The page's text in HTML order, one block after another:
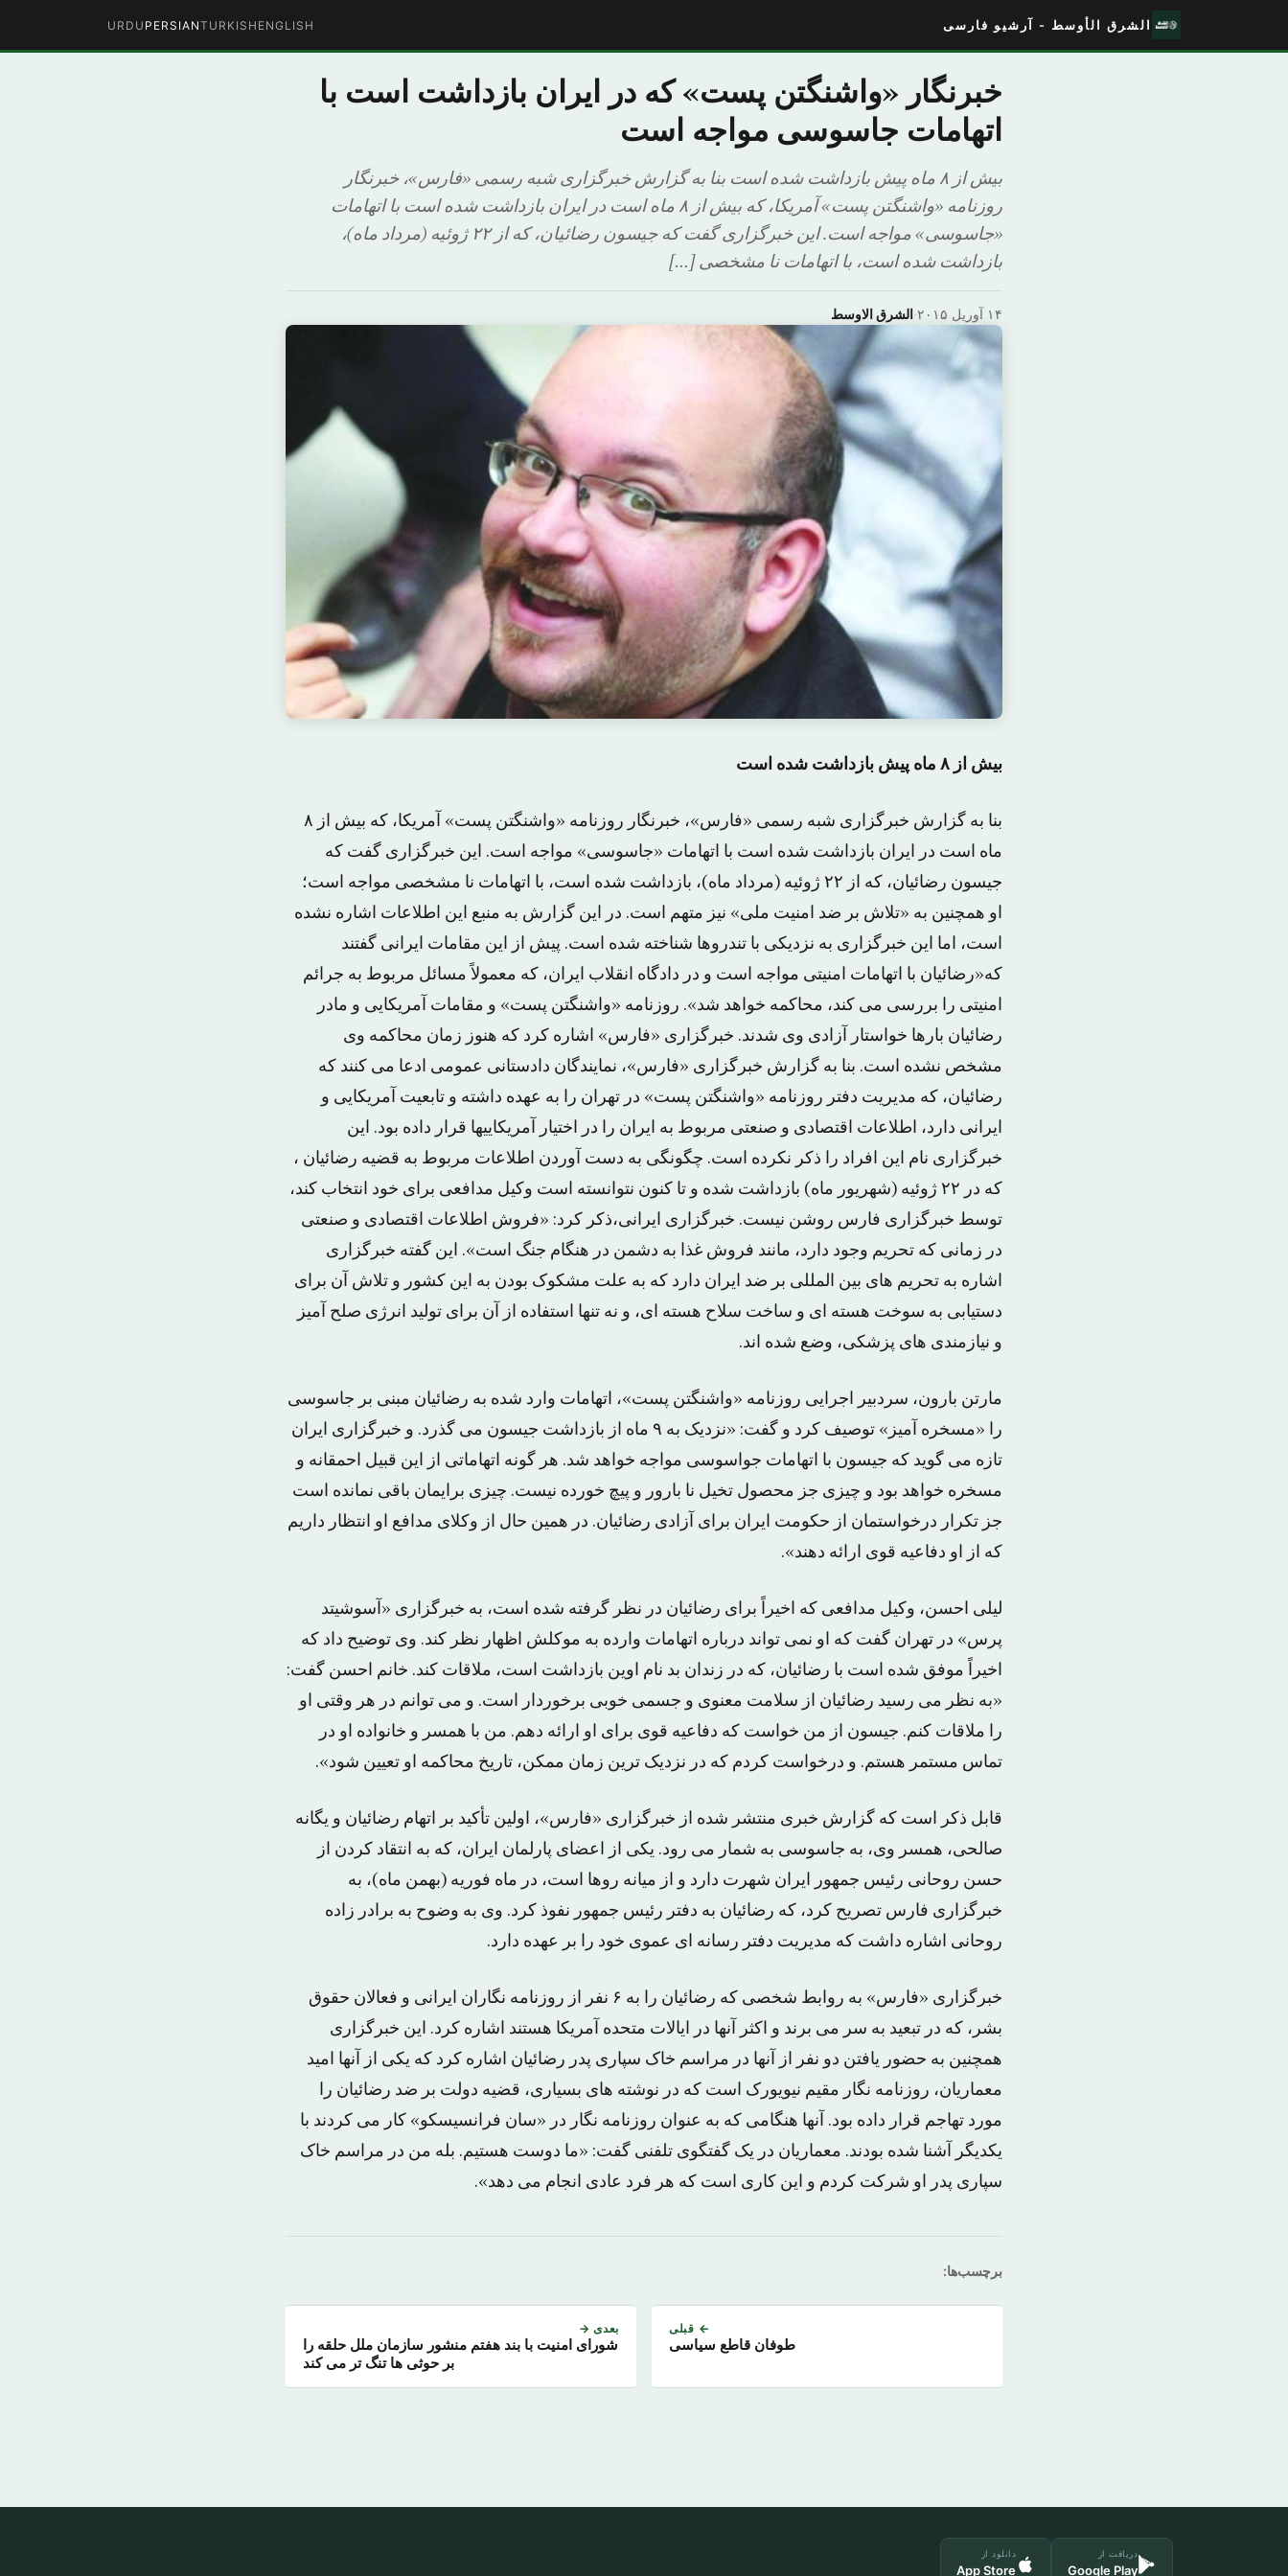
الشرق الأوسط - آرشیو فارسی ENGLISH
TURKISH
PERSIAN
URDU
خبرنگار «واشنگتن پست» که در ایران بازداشت است با
اتهامات جاسوسی مواجه است
بیش از ۸ ماه پیش بازداشت شده است بنا به گزارش خبرگزاری شبه رسمی «فارس»، خبرنگار
روزنامه «واشنگتن پست» آمریکا، که بیش از ۸ ماه است در ایران بازداشت شده است با اتهامات
«جاسوسی» مواجه است. این خبرگزاری گفت که جیسون رضائیان، که از ۲۲ ژوئیه (مرداد ماه)،
بازداشت شده است، با اتهامات نا مشخصی […]
الشرق الاوسط· ۱۴ آوریل ۲۰۱۵
بیش از ۸ ماه پیش بازداشت شده است
بنا به گزارش خبرگزاری شبه رسمی «فارس»، خبرنگار روزنامه «واشنگتن پست» آمریکا، که بیش از ۸
ماه است در ایران بازداشت شده است با اتهامات «جاسوسی» مواجه است. این خبرگزاری گفت که
جیسون رضائیان، که از ۲۲ ژوئیه (مرداد ماه)، بازداشت شده است، با اتهامات نا مشخصی مواجه است؛
او همچنین به «تلاش بر ضد امنیت ملی» نیز متهم است. در این گزارش به منبع این اطلاعات اشاره نشده
است، اما این خبرگزاری به نزدیکی با تندروها شناخته شده است. پیش از این مقامات ایرانی گفتند
که«رضائیان با اتهامات امنیتی مواجه است و در دادگاه انقلاب ایران، که معمولاً مسائل مربوط به جرائم
امنیتی را بررسی می کند، محاکمه خواهد شد». روزنامه «واشنگتن پست» و مقامات آمریکایی و مادر
رضائیان بارها خواستار آزادی وی شدند. خبرگزاری «فارس» اشاره کرد که هنوز زمان محاکمه وی
مشخص نشده است. بنا به گزارش خبرگزاری «فارس»، نمایندگان دادستانی عمومی ادعا می کنند که
رضائیان، که مدیریت دفتر روزنامه «واشنگتن پست» در تهران را به عهده داشته و تابعیت آمریکایی و
ایرانی دارد، اطلاعات اقتصادی و صنعتی مربوط به ایران را در اختیار آمریکاییها قرار داده بود. این
خبرگزاری نام این افراد را ذکر نکرده است. چگونگی به دست آوردن اطلاعات مربوط به قضیه رضائیان ،
که در ۲۲ ژوئیه (شهریور ماه) بازداشت شده و تا کنون نتوانسته است وکیل مدافعی برای خود انتخاب کند،
توسط خبرگزاری فارس روشن نیست. خبرگزاری ایرانی،ذکر کرد: «فروش اطلاعات اقتصادی و صنعتی
در زمانی که تحریم وجود دارد، مانند فروش غذا به دشمن در هنگام جنگ است». این گفته خبرگزاری
اشاره به تحریم های بین المللی بر ضد ایران دارد که به علت مشکوک بودن به این کشور و تلاش آن برای
دستیابی به سوخت هسته ای و ساخت سلاح هسته ای، و نه تنها استفاده از آن برای تولید انرژی صلح آمیز
و نیازمندی های پزشکی، وضع شده اند.
مارتن بارون، سردبیر اجرایی روزنامه «واشنگتن پست»، اتهامات وارد شده به رضائیان مبنی بر جاسوسی
را «مسخره آمیز» توصیف کرد و گفت: «نزدیک به ۹ ماه از بازداشت جیسون می گذرد. و خبرگزاری ایران
تازه می گوید که جیسون با اتهامات جواسوسی مواجه خواهد شد. هر گونه اتهاماتی از این قبیل احمقانه و
مسخره خواهد بود و چیزی جز محصول تخیل نا بارور و پیچ خورده نیست. چیزی برایمان باقی نمانده است
جز تکرار درخواستمان از حکومت ایران برای آزادی رضائیان. در همین حال از وکلای مدافع او انتظار داریم
که از او دفاعیه قوی ارائه دهند».
لیلی احسن، وکیل مدافعی که اخیراً برای رضائیان در نظر گرفته شده است، به خبرگزاری «آسوشیتد
پرس» در تهران گفت که او نمی تواند درباره اتهامات وارده به موکلش اظهار نظر کند. وی توضیح داد که
اخیراً موفق شده است با رضائیان، که در زندان بد نام اوین بازداشت است، ملاقات کند. خانم احسن گفت:
«به نظر می رسید رضائیان از سلامت معنوی و جسمی خوبی برخوردار است. و می توانم در هر وقتی او
را ملاقات کنم. جیسون از من خواست که دفاعیه قوی برای او ارائه دهم. من با همسر و خانواده او در
تماس مستمر هستم. و درخواست کردم که در نزدیک ترین زمان ممکن، تاریخ محاکمه او تعیین شود».
قابل ذکر است که گزارش خبری منتشر شده از خبرگزاری «فارس»، اولین تأکید بر اتهام رضائیان و یگانه
صالحی، همسر وی، به جاسوسی به شمار می رود. یکی از اعضای پارلمان ایران، که به انتقاد کردن از
حسن روحانی رئیس جمهور ایران شهرت دارد و از میانه روها است، در ماه فوریه (بهمن ماه)، به
خبرگزاری فارس تصریح کرد، که رضائیان به دفتر رئیس جمهور نفوذ کرد. وی به وضوح به برادر زاده
روحانی اشاره داشت که مدیریت دفتر رسانه ای عموی خود را بر عهده دارد.
خبرگزاری «فارس» به روابط شخصی که رضائیان را به ۶ نفر از روزنامه نگاران ایرانی و فعالان حقوق
بشر، که در تبعید به سر می برند و اکثر آنها در ایالات متحده آمریکا هستند اشاره کرد. این خبرگزاری
همچنین به حضور یافتن دو نفر از آنها در مراسم خاک سپاری پدر رضائیان اشاره کرد که یکی از آنها امید
معماریان، روزنامه نگار مقیم نیویورک است که در نوشته های بسیاری، قضیه دولت بر ضد رضائیان را
مورد تهاجم قرار داده بود. آنها هنگامی که به عنوان روزنامه نگار در «سان فرانسیسکو» کار می کردند با
یکدیگر آشنا شده بودند. معماریان در یک گفتگوی تلفنی گفت: «ما دوست هستیم. بله من در مراسم خاک
سپاری پدر او شرکت کردم و این کاری است که هر فرد عادی انجام می دهد».
برچسب‌ها:
← قبلی
طوفان قاطع سیاسی
بعدی →
شورای امنیت با بند هفتم منشور سازمان ملل حلقه را
بر حوثی ها تنگ تر می کند
دریافت از
Google Play
دانلود از
App Store